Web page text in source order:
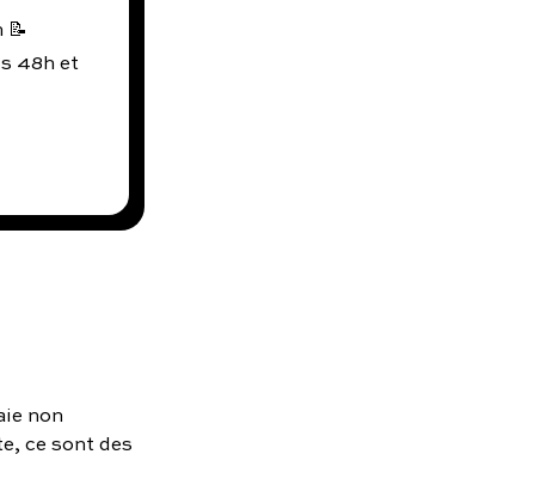
48h et
non
ce sont des